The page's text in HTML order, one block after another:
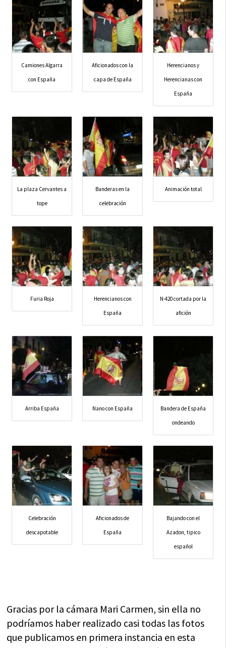
Camiones Algarra
con España
Aficionados con la
capa de España
Herencianos y
Herencianas con
España
La plaza Cervantes a
tope
Banderas en la
celebración
Animación total
Furia Roja
Herencianos con
España
N-420 cortada por la
afición
Arriba España Nano con España
Bandera de España
ondeando
Celebración
descapotable
Aficionados de
España
Bajando con el
Azadon, tipico
español
Gracias por la cámara Mari Carmen, sin ella no
podríamos haber realizado casi todas las fotos
que publicamos en primera instancia en esta